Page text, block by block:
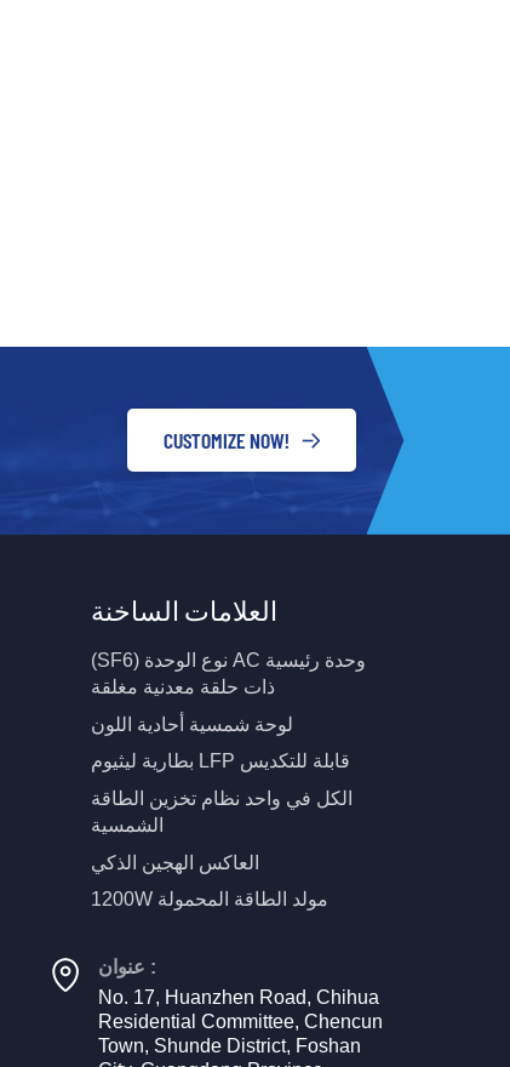
CUSTOMIZE NOW!
العلامات الساخنة
(SF6) نوع الوحدة AC وحدة رئيسية
ذات حلقة معدنية مغلقة
لوحة شمسية أحادية اللون
بطارية ليثيوم LFP قابلة للتكديس
الكل في واحد نظام تخزين الطاقة
الشمسية
العاكس الهجين الذكي
1200W مولد الطاقة المحمولة
عنوان :
No. 17, Huanzhen Road, Chihua
Residential Committee, Chencun
Town, Shunde District, Foshan